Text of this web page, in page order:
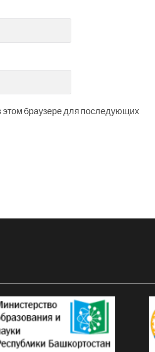
этом браузере для последующих